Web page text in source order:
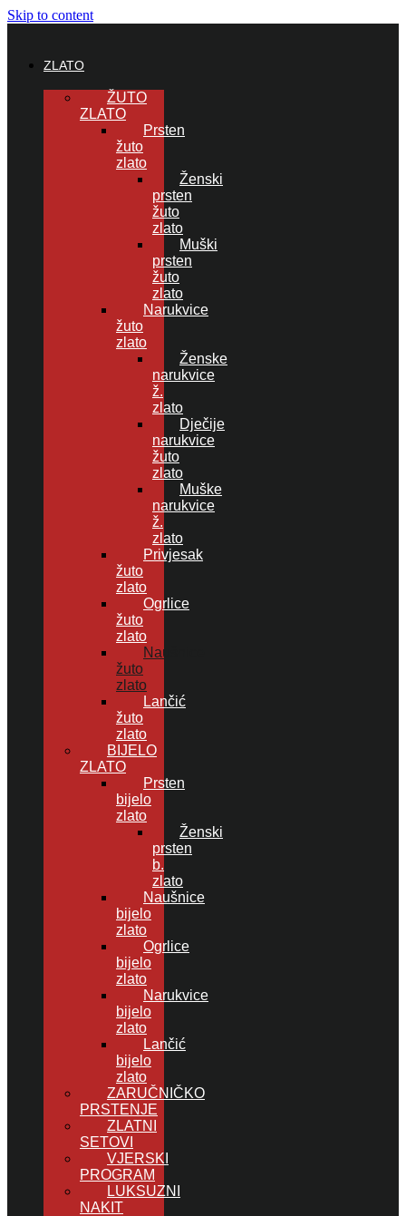
Skip to content
ZLATO
ŽUTO
ZLATO
Prsten
žuto
zlato
Ženski
prsten
žuto
zlato
Muški
prsten
žuto
zlato
Narukvice
žuto
zlato
Ženske
narukvice
ž.
zlato
Dječije
narukvice
žuto
zlato
Muške
narukvice
ž.
zlato
Privjesak
žuto
zlato
Ogrlice
žuto
zlato
Naušnice
žuto
zlato
Lančić
žuto
zlato
BIJELO
ZLATO
Prsten
bijelo
zlato
Ženski
prsten
b.
zlato
Naušnice
bijelo
zlato
Ogrlice
bijelo
zlato
Narukvice
bijelo
zlato
Lančić
bijelo
zlato
ZARUČNIČKO
PRSTENJE
ZLATNI
SETOVI
VJERSKI
PROGRAM
LUKSUZNI
NAKIT